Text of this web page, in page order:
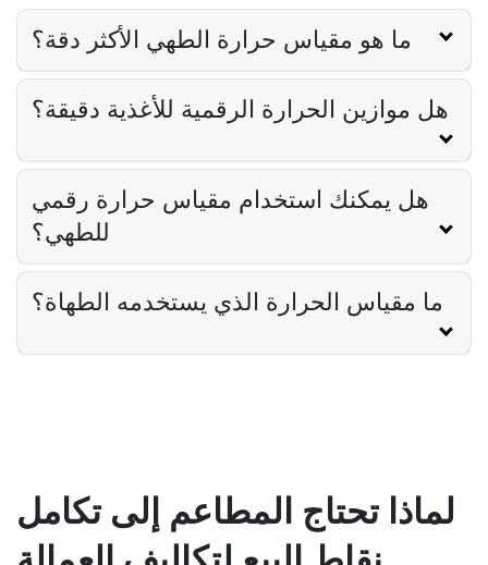
Derrick McMahon Feb 12, 2026
Food Safety
Derrick McMahon Feb 11, 2026
كيف تعرف ما إذا كان مطعمك قد تجاوز
مجموعته التقنية
ما هو مقياس حرارة الطهي الأكثر دقة؟
هل موازين الحرارة الرقمية للأغذية دقيقة؟
هل يمكنك استخدام مقياس حرارة رقمي
للطهي؟
ما مقياس الحرارة الذي يستخدمه الطهاة؟
لماذا تحتاج المطاعم إلى تكامل